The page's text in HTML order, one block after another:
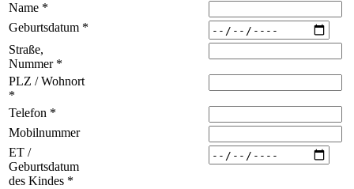
Name *
Geburtsdatum *
Straße,
Nummer *
PLZ / Wohnort
*
Telefon *
Mobilnummer
ET /
Geburtsdatum
des Kindes *